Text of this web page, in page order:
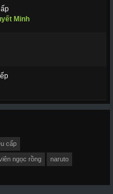
Minh
cấp
ngọc rồng naruto